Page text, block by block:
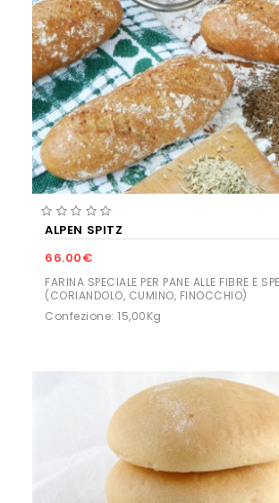
ALPEN SPITZ
66.00€
FARINA SPECIALE PER PANE ALLE FIBRE E
(CORIANDOLO, CUMINO, FINOCCHIO)
Confezione: 15,00Kg